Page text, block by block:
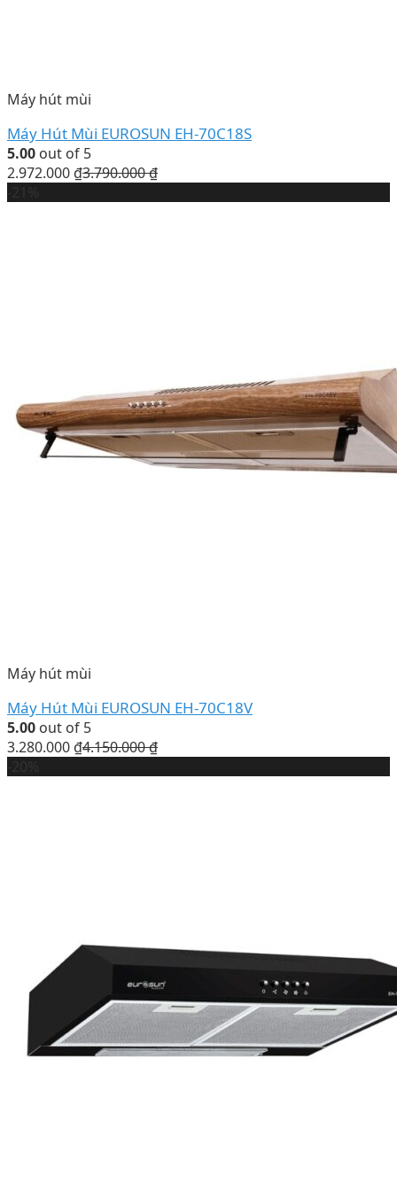
Máy hút mùi
Máy Hút Mùi EUROSUN EH-70C18S
5.00 out of 5
2.972.000 ₫3.790.000₫
Máy hút mùi
Máy Hút Mùi EUROSUN EH-70C18V
5.00 out of 5
3.280.000 ₫4.150.000₫